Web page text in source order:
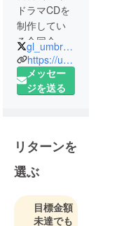
ドラマCDを
制作してい
る合同会社
Umbrella代
表。
5回目のクラ
くお願いし
ます。
gl_umbrella
https://umbrellaumi.com/
メッセー
ジを送る
リターンを
選ぶ
目標金額
未達でも